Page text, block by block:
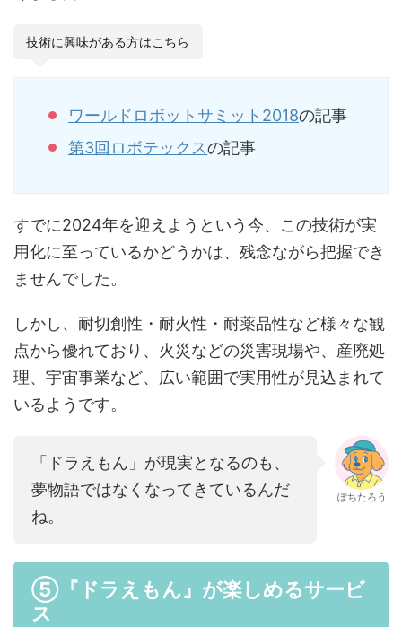
技術に興味がある方はこちら
ワールドロボットサミット2018の記事
第3回ロボテックスの記事
すでに2024年を迎えようという今、この技術が実
用化に至っているかどうかは、残念ながら把握でき
ませんでした。
しかし、耐切創性・耐火性・耐薬品性など様々な観
点から優れており、火災などの災害現場や、産廃処
理、宇宙事業など、広い範囲で実用性が見込まれて
いるようです。
「ドラえもん」が現実となるのも、
夢物語ではなくなってきているんだ
ね。
ぽちたろう
⑤『ドラえもん』が楽しめるサービ
ス